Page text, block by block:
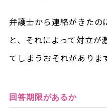
弁護士から連絡がきたの
と、それによって対立が
てしまうおそれがありま
回答期限があるか